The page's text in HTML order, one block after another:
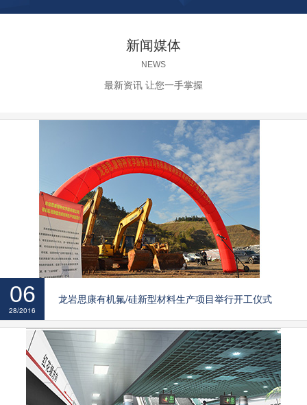
新闻媒体
NEWS
最新资讯 让您一手掌握
06
28/2016
龙岩思康有机氟/硅新型材料生产项目举行开工仪式